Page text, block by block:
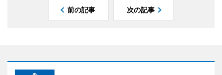
前の記事 次の記事